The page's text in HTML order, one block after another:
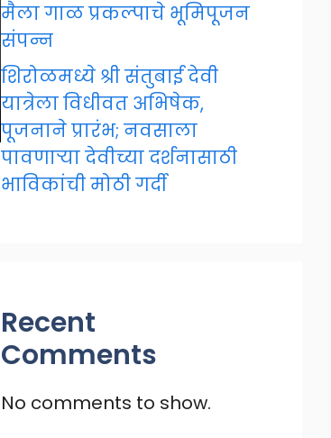
मैला गाळ प्रकल्पाचे भूमिपूजन
संपन्न
शिरोळमध्ये श्री संतुबाई देवी
यात्रेला विधीवत अभिषेक,
पूजनाने प्रारंभ; नवसाला
पावणाऱ्या देवीच्या दर्शनासाठी
भाविकांची मोठी गर्दी
Recent
Comments
No comments to show.